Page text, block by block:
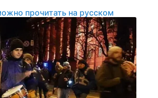
прочитать на русском